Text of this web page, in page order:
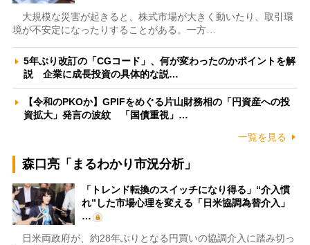
大規模な災害が起きると、株式市場が大きく動いたり、取引環
境が不安定になったりすることがある。一方…
5年ぶり改訂の「CGコード」、何が変わったのかポイントを解
説 企業に成長投資の具体的な説…
【令和のPKOか】GPIFをめぐる片山財務相の「円資産への投
資拡大」発言の波紋 「国債重視」…
一覧を見る
森口亮「まるわかり市況分析」
「トレンド転換のスイッチになり得る」“介入慣
れ”した市場心理を変える「日米協調為替介入」
…
日米両政府が、約28年ぶりとなる円買いの協調介入に踏み切っ